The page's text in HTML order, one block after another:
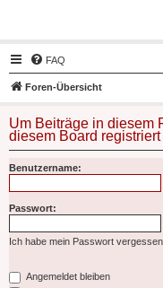
FAQ
Foren-Übersicht
Um Beiträge in diesem
diesem Board
Benutzername:
Passwort:
Ich habe mein Passwort vergessen
Angemeldet bleiben